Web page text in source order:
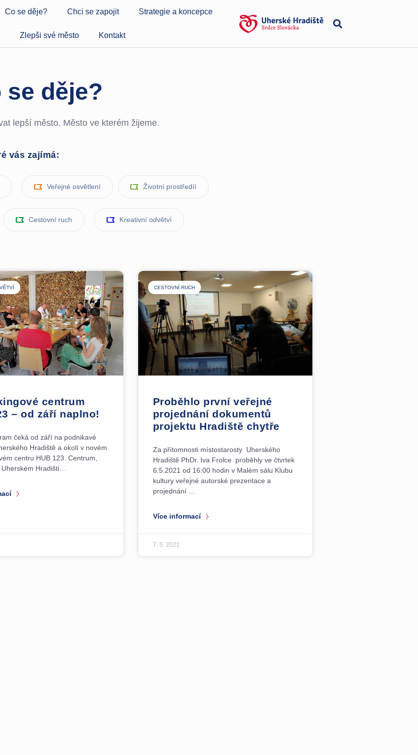
Co se děje? Chci se zapojit Strategie a koncepce
Zlepši své město Kontakt
se děje?
lepší město. Město ve kterém žijeme.
vás zajímá:
Veřejné osvětlení Životní prostředíí
Cestovní ruch Kreativní odvětví
centrum
– od září naplno!
čeká od září na podnikavé
Hradiště a okolí v novém
centru HUB 123. Centrum,
Hradišti…
CESTOVNÍ RUCH
Proběhlo první veřejné
projednání dokumentů
projektu Hradiště chytře
Za přítomnosti místostarosty Uherského
Hradiště PhDr. Iva Frolce proběhly ve čtvrtek
6.5.2021 od 16:00 hodin v Malém sálu Klubu
kultury veřejné autorské prezentace a
projednání …
Více informací
7. 5. 2021